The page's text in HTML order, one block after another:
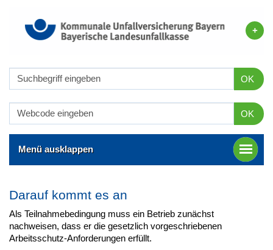
OK
OK
Menü ausklappen
Darauf kommt es an
Als Teilnahmebedingung muss ein Betrieb zunächst
nachweisen, dass er die gesetzlich vorgeschriebenen
Arbeitsschutz-Anforderungen erfüllt.